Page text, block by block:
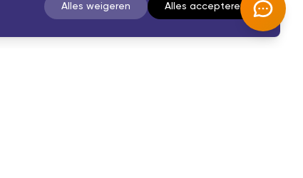
Alles weigeren Alles accepteren